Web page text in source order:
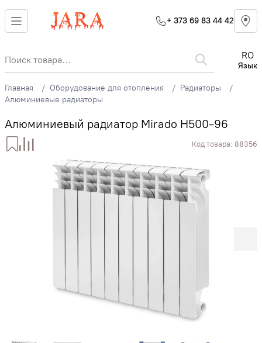
+ 373 69 83 44 42
RO
Язык
Главная Оборудование для отопления
Радиаторы
Алюминиевые радиаторы
Алюминиевый радиатор Mirado H500-96
Код товара: 88356